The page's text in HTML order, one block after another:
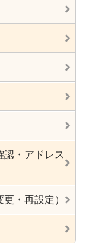
・アドレス
・再設定）